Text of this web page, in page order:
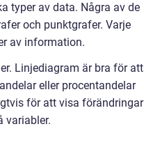
typer av data. Några av de
och punktgrafer. Varje
av information.
Linjediagram är bra för att
eller procentandelar
för att visa förändringar
variabler.